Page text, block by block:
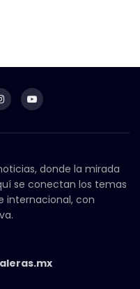
donde la mirada
se conectan los temas
internacional, con